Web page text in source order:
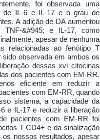
foi observada uma
de IL-6 e IL-17 e o grau de
A adição de DA aumentou
&#945; e IL-17, como
apesar de nenhuma
relacionadas ao fenótipo T
sido observada em ambos os
dessas xvi citocinas
dos pacientes com EM-RR.
eficiente em reduzir a
com EM-RR, quando
sistema, a capacidade da
e IL-17 e reduzir a liberação
pacientes com EM-RR foi
T CD4+ e da sinalização
nossos resultados, apesar